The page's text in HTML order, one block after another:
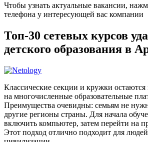
Чтобы узнать актуальные вакансии,
телефона у интересующей вас компании
Топ-30 сетевых курсов
детского образования в
Классические секции и кружки
на многочисленные образовательные
Преимущества очевидны: семьям не
другие регионы страны. Для начала
включить компьютер, затем перейти на
Этот подход отлично подходит для